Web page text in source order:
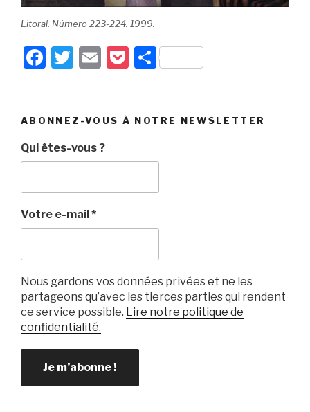
Litoral. Número 223-224. 1999.
F
e
b
o
o
k
T
er
E
P
k
P
g
ABONNEZ-VOUS À NOTRE NEWSLETTER
Qui êtes-vous ?
Votre e-mail *
Nous gardons vos données privées et ne les
partageons qu’avec les tierces parties qui rendent
ce service possible. Lire notre politique de
confidentialité.